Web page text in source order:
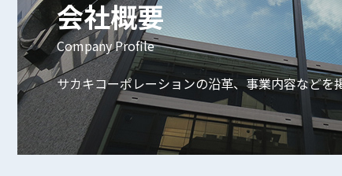
会社概要
Company Profile
サカキコーポレーションの沿革、事業内容などを